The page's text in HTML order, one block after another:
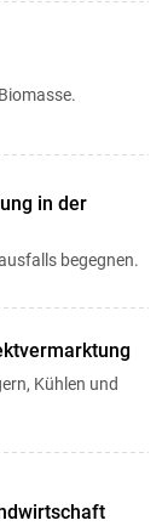
in der
begegnen.
Kühlen und